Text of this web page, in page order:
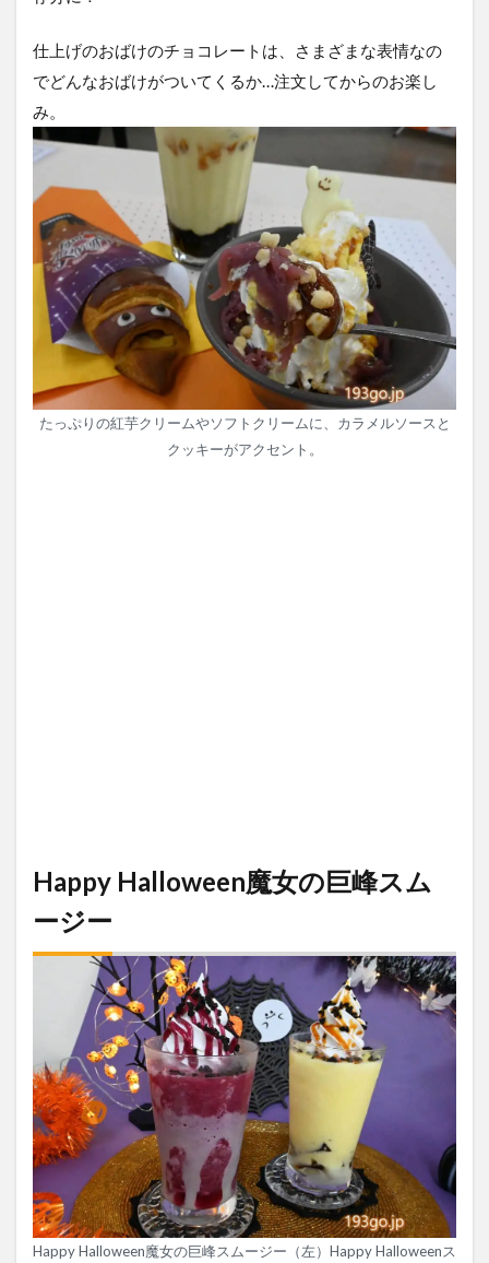
仕上げのおばけのチョコレートは、さまざまな表情なの
でどんなおばけがついてくるか…注文してからのお楽し
み。
たっぷりの紅芋クリームやソフトクリームに、カラメルソースと
クッキーがアクセント。
Happy Halloween魔女の巨峰スム
ージー
Happy Halloween魔女の巨峰スムージー（左）Happy Halloweenス